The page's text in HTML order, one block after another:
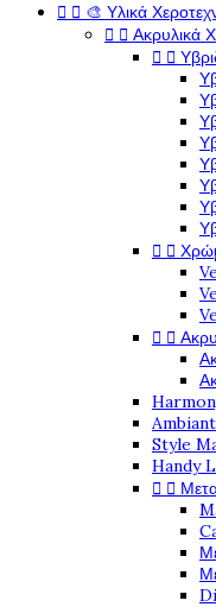
  🎨 Υλικά
  Ακρυλικά
 
 
 
Style
Handy
 